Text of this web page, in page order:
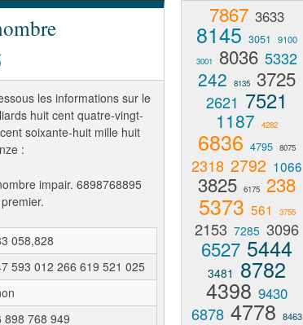
les informations sur le
huit cent quatre-vingt-
soixante-huit mille huit
:
impair. 6898768895
058,828
593 012 266 619 521 025
898 768 949
7867 3633
8145 3051 9100
3001 8036 5332
242 8135 3725
2621 7521
1187 4282
6836 4795 8075
2318 2792 1066
3825 6175 238
5373 561 3755
2153 7285 3096
6527 5444
3481 8782
4398 9430
6878 4778 8463